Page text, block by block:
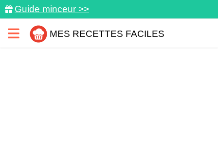
Guide minceur >>
MES RECETTES FACILES